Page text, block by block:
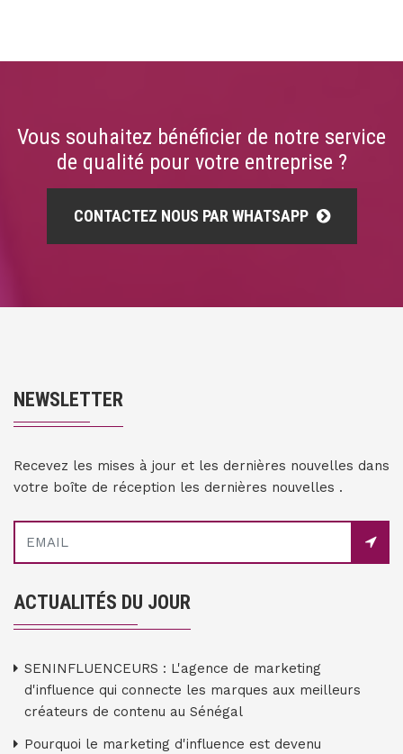
Vous souhaitez bénéficier de notre service
de qualité pour votre entreprise ?
CONTACTEZ NOUS PAR WHATSAPP
NEWSLETTER
Recevez les mises à jour et les dernières nouvelles dans
votre boîte de réception les dernières nouvelles .
ACTUALITÉS DU JOUR
SENINFLUENCEURS : L'agence de marketing
d'influence qui connecte les marques aux meilleurs
créateurs de contenu au Sénégal
Pourquoi le marketing d'influence est devenu